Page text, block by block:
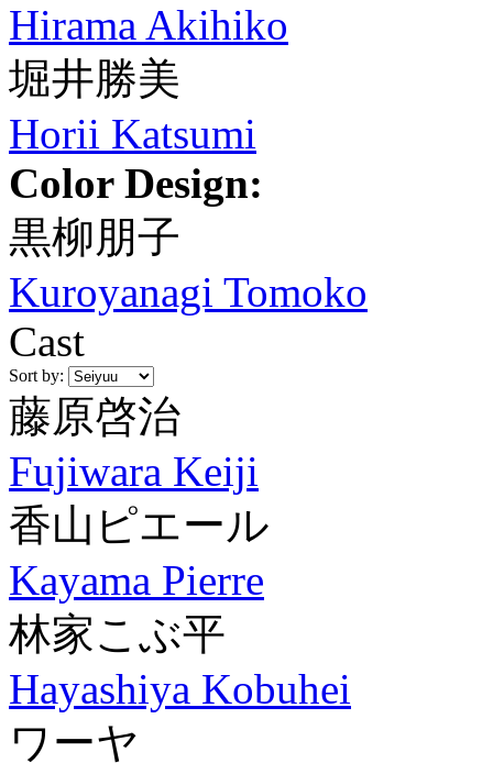
Hirama Akihiko
堀井勝美
Horii Katsumi
Color Design:
黒柳朋子
Kuroyanagi Tomoko
Cast
Sort by:
藤原啓治
Fujiwara Keiji
香山ピエール
Kayama Pierre
林家こぶ平
Hayashiya Kobuhei
ワーヤ